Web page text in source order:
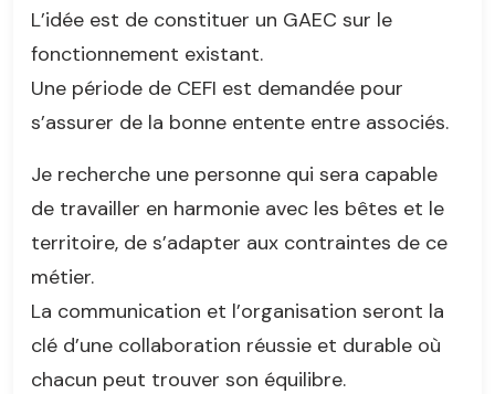
L’idée est de constituer un GAEC sur le
fonctionnement existant.
Une période de CEFI est demandée pour
s’assurer de la bonne entente entre associés.
Je recherche une personne qui sera capable
de travailler en harmonie avec les bêtes et le
territoire, de s’adapter aux contraintes de ce
métier.
La communication et l’organisation seront la
clé d’une collaboration réussie et durable où
chacun peut trouver son équilibre.